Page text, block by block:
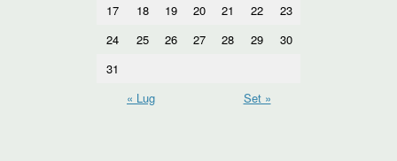
17
18 19 20 21 22
23
24
25 26 27 28 29
30
31
« Lug
Set »